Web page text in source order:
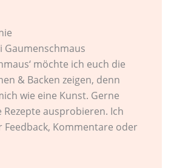
Gaumenschmaus
möchte ich euch die
& Backen zeigen, denn
wie eine Kunst. Gerne
ausprobieren. Ich
Kommentare oder